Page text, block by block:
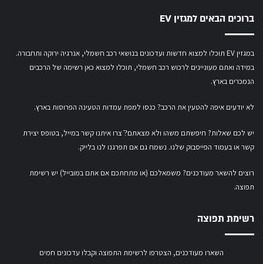
ברוכים הבאים למגזין EV
במגזין EV תוכלו למצוא חדשות ועדכונים בנושאי רכב חשמלי, אנרגיה ירוקה ותחבורה.
במידה ואתם מעוניינים לרכוש רכב חשמלי, תוכלו למצוא כאן רשימה של הרכבים
הנמכרים בארץ.
לא יודעים איפה להטעין את הרכב? כנסו למפת עמדות הטעינה הפרוסות בארץ.
יש לכם שאלות? חיפשתם משהו ולא מצאתם?ֿ צרו איתנו קשר במייל, בטופס יצירת
קשראובעמוד הפייסבוק שלנו. נשמח גם אם תפרגנו לנו בלייק.
רוצים להשאר מעודכנים? משמאלכם (או מתחתכם אם אתם במובייל) יש רשימת
תפוצה.
רשימת תפוצה
השארו מעודכנים, הצטרפו לרשימת התפוצה וקבלו עדכונים חמים